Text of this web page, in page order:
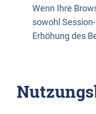
Wenn Ihre
sowohl
Erhöhung des